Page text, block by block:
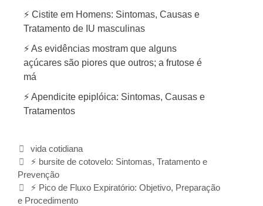
⚡ Cistite em Homens: Sintomas, Causas e
Tratamento de IU masculinas
⚡ As evidências mostram que alguns
açúcares são piores que outros; a frutose é
má
⚡ Apendicite epiplóica: Sintomas, Causas e
Tratamentos
C
a
t
e
g
vida cotidiana
N
a
v
e
⚡ bursite de cotovelo: Sintomas, Tratamento e
Prevenção
⚡ Pico de Fluxo Expiratório: Objetivo, Preparação
e Procedimento